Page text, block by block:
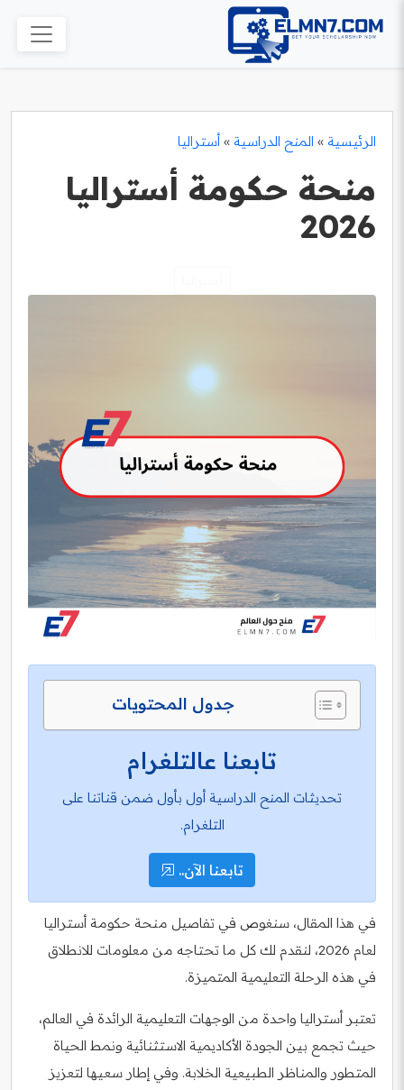
الرئيسية » المنح الدراسية » أستراليا
منحة حكومة أستراليا
2026
جدول المحتويات
تابعنا عالتلغرام
تحديثات المنح الدراسية أول بأول ضمن قناتنا على
التلغرام.
تابعنا الآن..
في هذا المقال، سنغوص في تفاصيل منحة حكومة أستراليا
لعام 2026، لنقدم لك كل ما تحتاجه من معلومات للانطلاق
في هذه الرحلة التعليمية المتميزة.
تعتبر أستراليا واحدة من الوجهات التعليمية الرائدة في العالم،
حيث تجمع بين الجودة الأكاديمية الاستثنائية ونمط الحياة
المتطور والمناظر الطبيعية الخلابة. وفي إطار سعيها لتعزيز